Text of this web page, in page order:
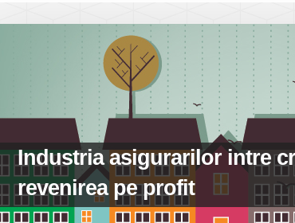
Industria asigurarilor intre
revenirea pe profit